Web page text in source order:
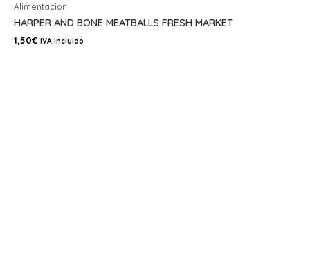
Alimentación
HARPER AND BONE MEATBALLS FRESH MARKET
1,50€ IVA incluido